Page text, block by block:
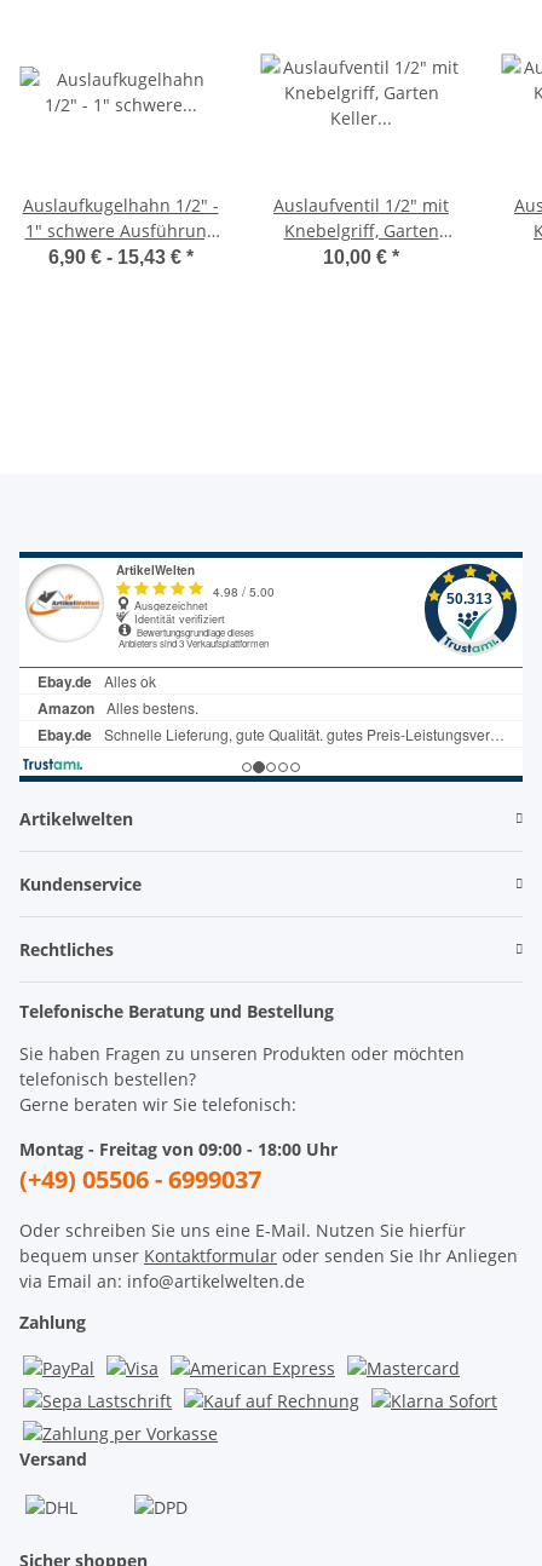
Auslaufkugelhahn 1/2" -
1" schwere Ausführung
inkl. Schlauchanschluss
6,90 € - 15,43 € *
Auslaufventil 1/2" mit
Knebelgriff, Garten
Keller Außen
10,00 € *
Artikelwelten
Kundenservice
Rechtliches
Telefonische Beratung und Bestellung
Sie haben Fragen zu unseren Produkten oder möchten
telefonisch bestellen?
Gerne beraten wir Sie telefonisch:
Montag - Freitag von 09:00 - 18:00 Uhr
(+49) 05506 - 6999037
Oder schreiben Sie uns eine E-Mail. Nutzen Sie hierfür
bequem unser Kontaktformular oder senden Sie Ihr Anliegen
via Email an: info@artikelwelten.de
Zahlung
Versand
Sicher shoppen